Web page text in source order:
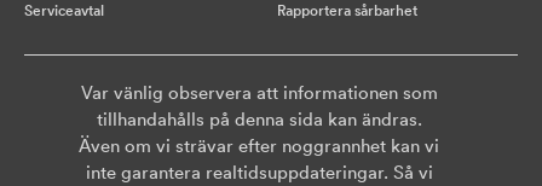
Serviceavtal Rapportera sårbarhet
Var vänlig observera att informationen som
tillhandahålls på denna sida kan ändras.
Även om vi strävar efter noggrannhet kan vi
inte garantera realtidsuppdateringar. Så vi